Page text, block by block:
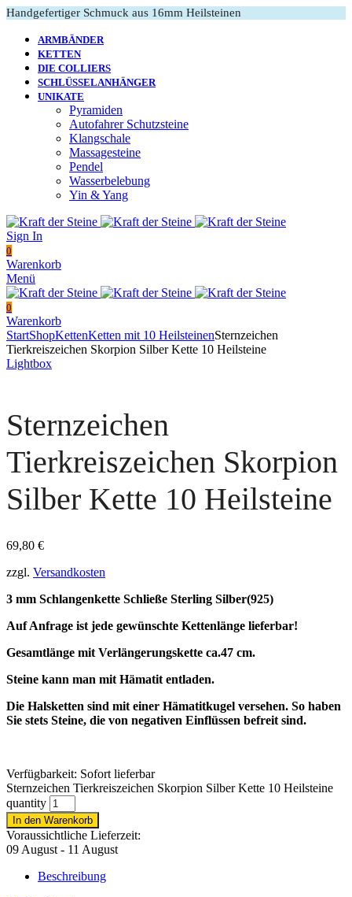
Handgefertiger Schmuck aus 16mm Heilsteinen
ARMBÄNDER
KETTEN
DIE COLLIERS
SCHLÜSSELANHÄNGER
UNIKATE
Pyramiden
Autofahrer Schutzsteine
Klangschale
Massagesteine
Pendel
Wasserbelebung
Yin & Yang
Sign In
0
Warenkorb
Menü
0
Warenkorb
StartShopKettenKetten mit 10 HeilsteinenSternzeichen
Tierkreiszeichen Skorpion Silber Kette 10 Heilsteine
Lightbox
Sternzeichen
Tierkreiszeichen Skorpion
Silber Kette 10 Heilsteine
69,80 €
zzgl. Versandkosten
3 mm Schlangenkette Schließe Sterling Silber(925)
Auf Anfrage ist jede gewünschte Kettenlänge lieferbar!
Gesamtlänge mit Verlängerungskette ca.47 cm.
Steine kann man mit Hämatit entladen.
Die Halsketten sind mit einer Hämatitkugel versehen. So haben
Sie stets Steine, die von negativen Einflüssen befreit sind.
Verfügbarkeit: Sofort lieferbar
Sternzeichen Tierkreiszeichen Skorpion Silber Kette 10 Heilsteine
quantity
In den Warenkorb
Voraussichtliche Lieferzeit:
09 August - 11 August
Beschreibung